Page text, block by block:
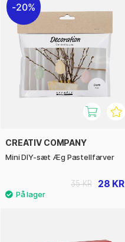
20%
CREATIV COMPANY
Mini DIY-sæt Æg Pastellfarver
28 KR
35 KR